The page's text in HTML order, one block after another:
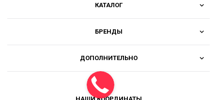
КАТАЛОГ
БРЕНДЫ
ДОПОЛНИТЕЛЬНО